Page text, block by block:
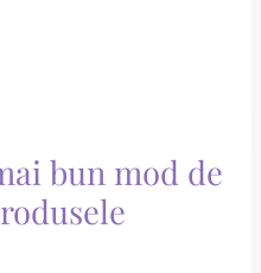
bun mod de